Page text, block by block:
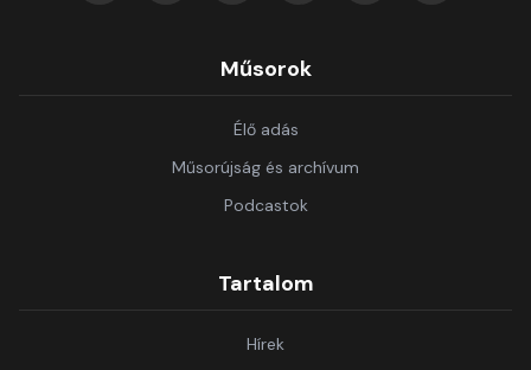
Műsorok
Élő adás
Műsorújság és archívum
Podcastok
Tartalom
Hírek